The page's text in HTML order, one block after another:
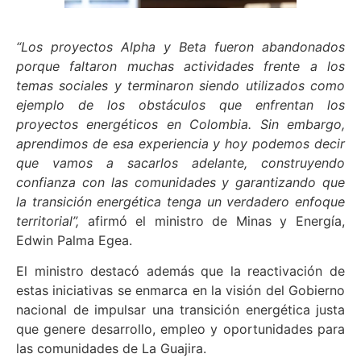
“Los proyectos Alpha y Beta fueron abandonados
porque faltaron muchas actividades frente a los
temas sociales y terminaron siendo utilizados como
ejemplo de los obstáculos que enfrentan los
proyectos energéticos en Colombia. Sin embargo,
aprendimos de esa experiencia y hoy podemos decir
que vamos a sacarlos adelante, construyendo
confianza con las comunidades y garantizando que
la transición energética tenga un verdadero enfoque
territorial”, afirmó el ministro de Minas y Energía,
Edwin Palma Egea.
El ministro destacó además que la reactivación de
estas iniciativas se enmarca en la visión del Gobierno
nacional de impulsar una transición energética justa
que genere desarrollo, empleo y oportunidades para
las comunidades de La Guajira.